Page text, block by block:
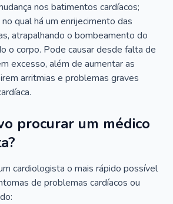
nos batimentos cardíacos;
qual há um enrijecimento das
atrapalhando o bombeamento do
o corpo. Pode causar desde falta de
excesso, além de aumentar as
arritmias e problemas graves
procurar um médico
cardiologista o mais rápido possível
de problemas cardíacos ou